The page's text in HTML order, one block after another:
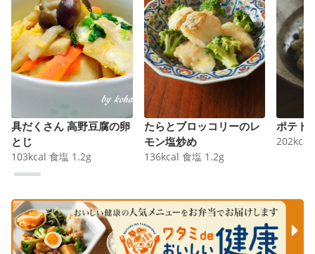
具だくさん 高野豆腐の卵
とじ
103kcal 食塩 1.2g
たらとブロッコリーのレ
モン塩炒め
136kcal 食塩 1.2g
ポテト
202kcal